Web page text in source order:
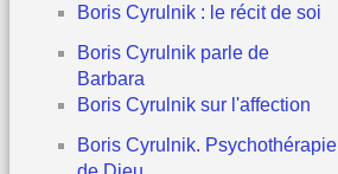
Boris Cyrulnik : le récit de soi
Boris Cyrulnik parle de
Barbara
Boris Cyrulnik sur l'affection
Boris Cyrulnik. Psychothérapie